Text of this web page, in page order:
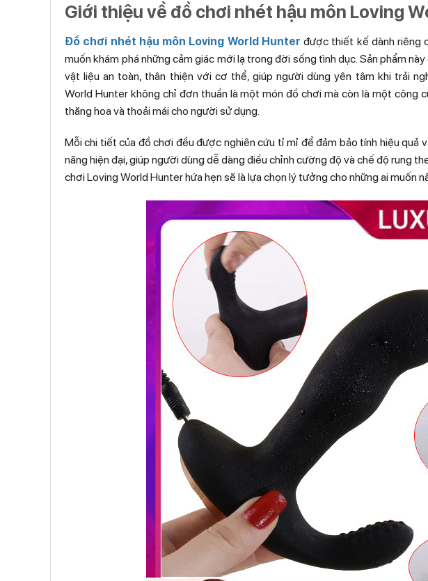
Giới thiệu về đồ chơi nhét hậu môn Loving
Đồ chơi nhét hậu môn Loving World Hunter được thiết kế dành riêng
muốn khám phá những cảm giác mới lạ trong đời sống tình dục. Sản phẩm
vật liệu an toàn, thân thiện với cơ thể, giúp người dùng yên tâm khi trải
World Hunter không chỉ đơn thuần là một món đồ chơi mà còn là một công
thăng hoa và thoải mái cho người sử dụng.
Mỗi chi tiết của đồ chơi đều được nghiên cứu tỉ mỉ để đảm bảo tính hiệu quả
năng hiện đại, giúp người dùng dễ dàng điều chỉnh cường độ và chế độ rung
chơi Loving World Hunter hứa hẹn sẽ là lựa chọn lý tưởng cho những ai muốn